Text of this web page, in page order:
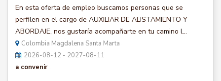
En esta oferta de empleo buscamos personas que se
perfilen en el cargo de AUXILIAR DE ALISTAMIENTO Y
ABORDAJE, nos gustaría acompañarte en tu camino l...
Colombia Magdalena Santa Marta
2026-08-12 - 2027-08-11
a convenir